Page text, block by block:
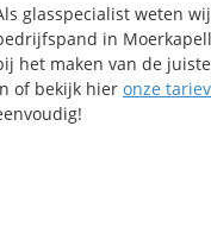
glasspecialist weten
in
het maken van de
of bekijk hier onze